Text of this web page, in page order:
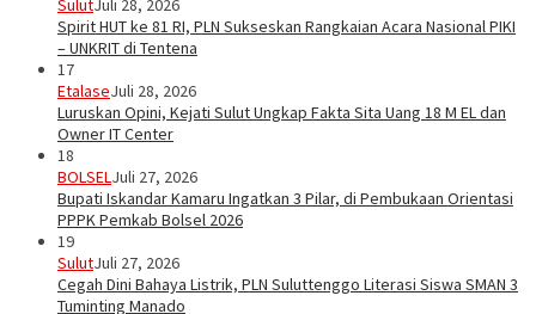
SulutJuli 28, 2026
Spirit HUT ke 81 RI, PLN Sukseskan Rangkaian Acara Nasional PIKI
– UNKRIT di Tentena
17
EtalaseJuli 28, 2026
Luruskan Opini, Kejati Sulut Ungkap Fakta Sita Uang 18 M EL dan
Owner IT Center
18
BOLSELJuli 27, 2026
Bupati Iskandar Kamaru Ingatkan 3 Pilar, di Pembukaan Orientasi
PPPK Pemkab Bolsel 2026
19
SulutJuli 27, 2026
Cegah Dini Bahaya Listrik, PLN Suluttenggo Literasi Siswa SMAN 3
Tuminting Manado